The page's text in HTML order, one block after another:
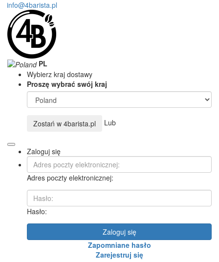
info@4barista.pl
PL
Wybierz kraj dostawy
Proszę wybrać swój kraj
Zostań w 4barista.pl Lub
Zaloguj się
Adres poczty elektronicznej:
Hasło:
Zaloguj się
Zapomniane hasło
Zarejestruj się